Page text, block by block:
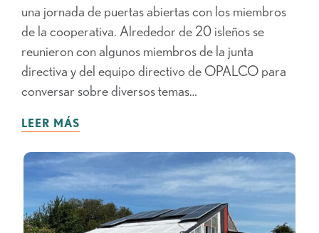
una jornada de puertas abiertas con los miembros
de la cooperativa. Alrededor de 20 isleños se
reunieron con algunos miembros de la junta
directiva y del equipo directivo de OPALCO para
conversar sobre diversos temas…
LEER MÁS